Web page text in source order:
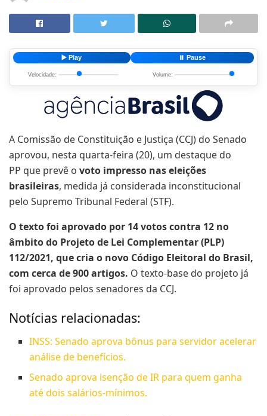
▶️ Play ⏸️ Pause
Velocidade: Volume:
A Comissão de Constituição e Justiça (CCJ) do Senado
aprovou, nesta quarta-feira (20), um destaque do
PP que prevê o voto impresso nas eleições
brasileiras, medida já considerada inconstitucional
pelo Supremo Tribunal Federal (STF).
O texto foi aprovado por 14 votos contra 12 no
âmbito do Projeto de Lei Complementar (PLP)
112/2021, que cria o novo Código Eleitoral do Brasil,
com cerca de 900 artigos. O texto-base do projeto já
foi aprovado pelos senadores da CCJ.
Notícias relacionadas:
INSS: Senado aprova bônus para servidor acelerar
análise de benefícios.
Senado aprova isenção de IR para quem ganha
até dois salários-mínimos.